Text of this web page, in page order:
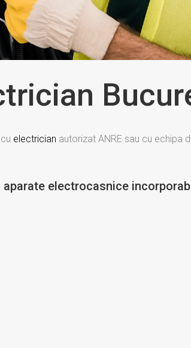
electrician autorizat ANRE sau cu echipa
electrocasnice